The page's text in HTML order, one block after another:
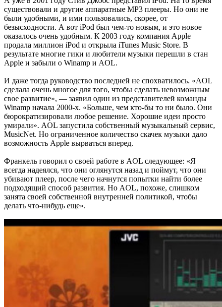
существовали и другие аппаратные MP3 плееры. Но они не
были удобными, и ими пользовались, скорее, от
безысходности. А вот iPod был чем-то новым, и это новое
оказалось очень удобным. К 2003 году компания Apple
продала миллион iPod и открыла iTunes Music Store. В
результате многие гики и любители музыки перешли в стан
Apple и забыли о Winamp и AOL.
И даже тогда руководство последней не спохватилось. «AOL
сделала очень многое для того, чтобы сделать невозможным
свое развитие», — заявил один из представителей команды
Winamp начала 2000-х. «Больше, чем кто-бы то ни было. Они
бюрократизировали любое решение. Хорошие идеи просто
умирали». AOL запустила собственный музыкальный сервис,
MusicNet. Но ограниченное количество скачек музыки дало
возможность Apple вырваться вперед.
Франкель говорил о своей работе в AOL следующее: «Я
всегда надеялся, что они оглянутся назад и поймут, что они
убивают плеер, после чего начнутся попытки найти более
подходящий способ развития. Но AOL, похоже, слишком
занята своей собственной внутренней политикой, чтобы
делать что-нибудь еще».